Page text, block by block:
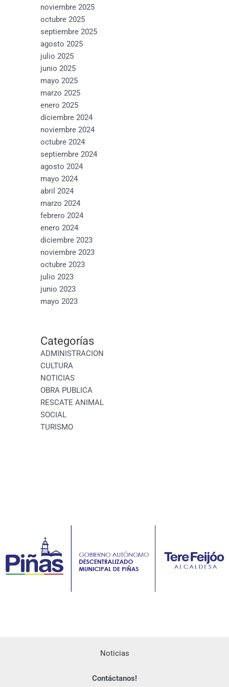
noviembre 2025
octubre 2025
septiembre 2025
agosto 2025
julio 2025
junio 2025
mayo 2025
marzo 2025
enero 2025
diciembre 2024
noviembre 2024
octubre 2024
septiembre 2024
agosto 2024
mayo 2024
abril 2024
marzo 2024
febrero 2024
enero 2024
diciembre 2023
noviembre 2023
octubre 2023
julio 2023
junio 2023
mayo 2023
Categorías
ADMINISTRACION
CULTURA
NOTICIAS
OBRA PUBLICA
RESCATE ANIMAL
SOCIAL
TURISMO
Noticias
Contáctanos!